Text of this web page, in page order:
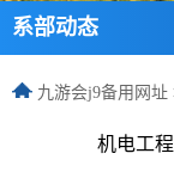
系部动态
九游会j9备用网址
机电工